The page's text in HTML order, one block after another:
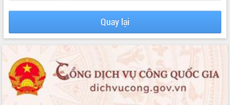
THÔNG TIN CHỈ ĐẠO ĐIỀU HÀNH
HỆ THỐNG VĂN BẢN
ĐIỂM TIN VĂN BẢN
QUY HOẠCH - KẾ HOẠCH
Quay lại